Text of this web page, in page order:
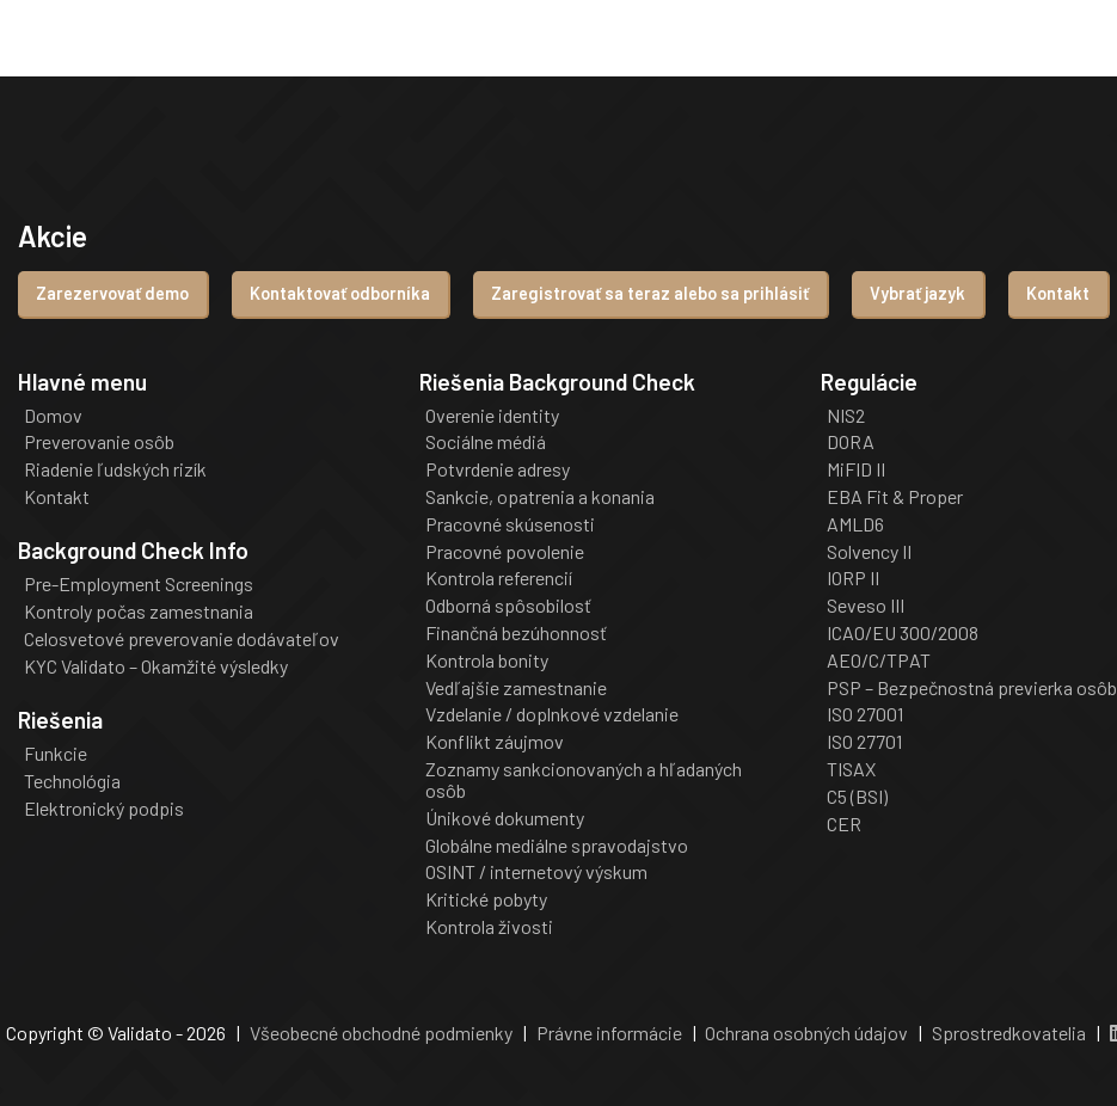
Akcie
Zarezervovať demo Kontaktovať odborníka Zaregistrovať sa teraz alebo sa prihlásiť Vybrať jazyk Kontakt
Hlavné menu
Domov
Preverovanie osôb
Riadenie ľudských rizík
Kontakt
Background Check Info
Pre-Employment Screenings
Kontroly počas zamestnania
Celosvetové preverovanie dodávateľov
KYC Validato – Okamžité výsledky
Riešenia
Funkcie
Technológia
Elektronický podpis
Riešenia Background Check
Overenie identity
Sociálne médiá
Potvrdenie adresy
Sankcie, opatrenia a konania
Pracovné skúsenosti
Pracovné povolenie
Kontrola referencií
Odborná spôsobilosť
Finančná bezúhonnosť
Kontrola bonity
Vedľajšie zamestnanie
Vzdelanie / doplnkové vzdelanie
Konflikt záujmov
Zoznamy sankcionovaných a hľadaných
osôb
Únikové dokumenty
Globálne mediálne spravodajstvo
OSINT / internetový výskum
Kritické pobyty
Kontrola živosti
Regulácie
NIS2
DORA
MiFID II
EBA Fit & Proper
AMLD6
Solvency II
IORP II
Seveso III
ICAO/EU 300/2008
AEO/C/TPAT
PSP – Bezpečnostná previerka osôb
ISO 27001
ISO 27701
TISAX
C5 (BSI)
CER
Copyright © Validato - 2026 | Všeobecné obchodné podmienky| Právne informácie| Ochrana osobných údajov | Sprostredkovatelia |